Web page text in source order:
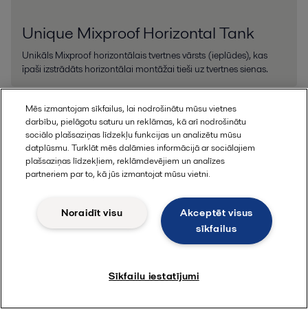
Unique Mixproof Horizontal Tank
Unikāls Mixproof horizontālais tvertnes vārsts (ieplūdes), kas
īpaši izstrādāts horizontālai montāžai tieši uz tvertnes sienas.
Ideal for handling sanitary process streams through matrix
Mēs izmantojam sīkfailus, lai nodrošinātu mūsu vietnes
darbību, pielāgotu saturu un reklāmas, kā arī nodrošinātu
sociālo plašsaziņas līdzekļu funkcijas un analizētu mūsu
datplūsmu. Turklāt mēs dalāmies informācijā ar sociālajiem
plašsaziņas līdzekļiem, reklāmdevējiem un analīzes
partneriem par to, kā jūs izmantojat mūsu vietni.
Akceptēt visus
sīkfailus
Noraidīt visu
Sīkfailu iestatījumi